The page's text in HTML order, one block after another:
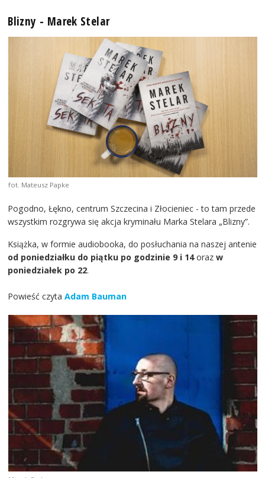
Blizny - Marek Stelar
fot. Mateusz Papke
Pogodno, Łękno, centrum Szczecina i Złocieniec - to tam przede
wszystkim rozgrywa się akcja kryminału Marka Stelara „Blizny”.
Książka, w formie audiobooka, do posłuchania na naszej antenie
od poniedziałku do piątku po godzinie 9 i 14orazw
poniedziałek po 22.
Powieść czytaAdam Bauman